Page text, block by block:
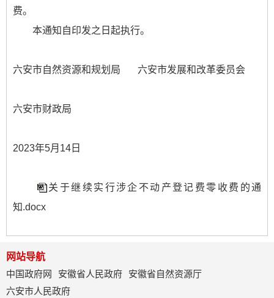
费。
本通知自印发之日起执行。
六安市自然资源和规划局 六安市发展和改革委员会
六安市财政局
2023年5月14日
关于继续实行涉企不动产登记费零收费的通
知.docx
网站导航
中国政府网
安徽省人民政府
安徽省自然资源厅
六安市人民政府